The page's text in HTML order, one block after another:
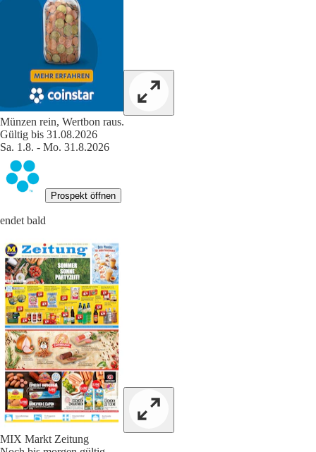
Münzen rein, Wertbon raus.
Gültig bis 31.08.2026
Sa. 1.8. - Mo. 31.8.2026
Prospekt öffnen
endet bald
MIX Markt Zeitung